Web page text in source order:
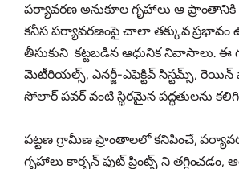
పర్యావరణ అనుకూల గృహాలు ఆ
కనీస పర్యావరణంపై చాలా తక్కువ ప్రభావం
తీసుకుని కట్టబడిన ఆధునిక నివాసాలు. ఈ
మెటీరియల్స్, ఎనర్జీ-ఎఫెక్టివ్ సిస్టమ్స్, రెయిన్
సోలార్ పవర్ వంటి స్థిరమైన పద్ధతులను
పట్టణ గ్రామీణ ప్రాంతాలలో కనిపించే,
గృహాలు కార్బన్ ఫుట్ ప్రింట్స్ ని